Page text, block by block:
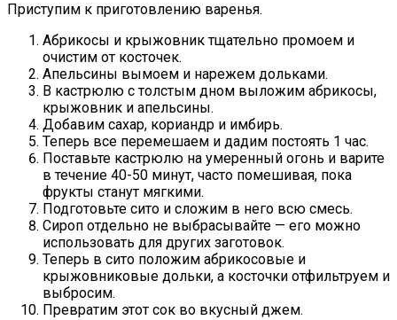
Приступим к приготовлению варенья.
Абрикосы и крыжовник тщательно промоем и
очистим от косточек.
Апельсины вымоем и нарежем дольками.
В кастрюлю с толстым дном выложим абрикосы,
крыжовник и апельсины.
Добавим сахар, кориандр и имбирь.
Теперь все перемешаем и дадим постоять 1 час.
Поставьте кастрюлю на умеренный огонь и варите
в течение 40-50 минут, часто помешивая, пока
фрукты станут мягкими.
Подготовьте сито и сложим в него всю смесь.
Сироп отдельно не выбрасывайте — его можно
использовать для других заготовок.
Теперь в сито положим абрикосовые и
крыжовниковые дольки, а косточки отфильтруем и
выбросим.
Превратим этот сок во вкусный джем.